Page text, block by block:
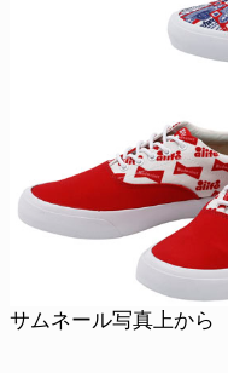
サムネール写真上から